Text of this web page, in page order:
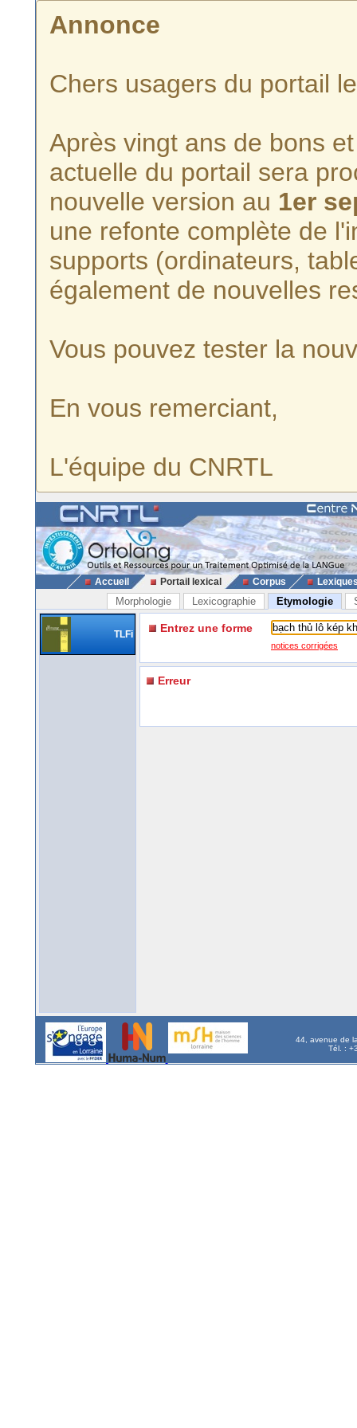
Annonce
Chers usagers du portail
Après vingt ans de bons
actuelle du portail sera
nouvelle version au 1er
une refonte complète de
supports (ordinateurs,
également de nouvelles
Vous pouvez tester la
En vous remerciant,
L'équipe du CNRTL
Accueil Portail lexical Corpus
Morphologie Lexicographie Etymologie
TLFi Entrez une forme
notices corrigées
Erreur
44, avenue de
Tél. :